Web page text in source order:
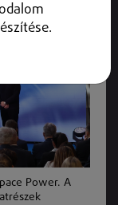
Power. A